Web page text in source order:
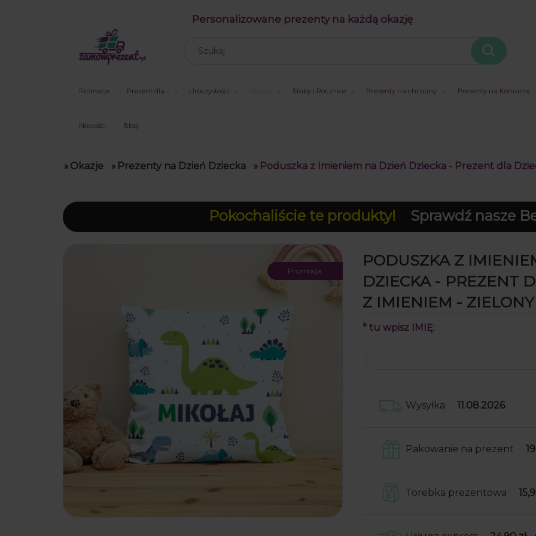
Personalizowane prezenty na każdą okazję
Promocje Prezent dla… Uroczystości Okazje Śluby i Rocznice Prezenty na chrzciny Prezenty na Komunię
Nowości Blog
» Okazje » Prezenty na Dzień Dziecka » Poduszka z Imieniem na Dzień Dziecka - Prezent dla
Pokochaliście te produkty! Sprawdź nasze
Promocja
PODUSZKA Z
DZIECKA - PREZENT
Z IMIENIEM -
* tu wpisz IMIĘ:
Wysyłka 11.08.2026
Pakowanie na prezent
następnie wkładamy je do
kartonowego pudełka wraz z
(np. nosidła, kufle, kubki)
Torebka prezentowa
torebkę prezentową